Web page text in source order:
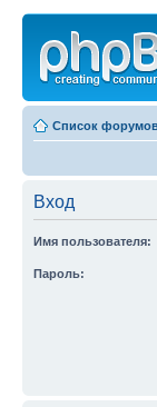
Список
Вход
Имя пользователя:
Пароль: